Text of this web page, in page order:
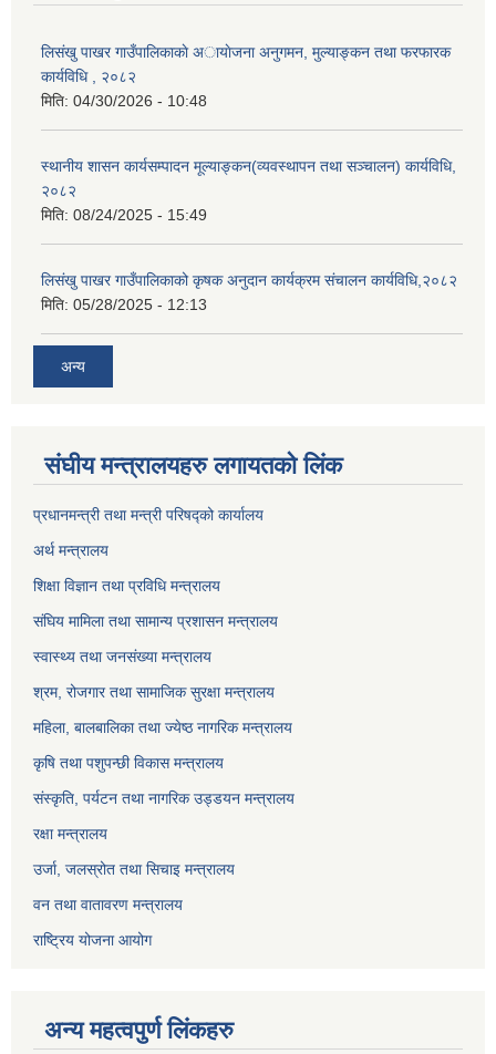
लिसंखु पाखर गाउँपालिकाकाे अायाेजना अनुगमन, मुल्याङ्कन तथा फरफारक
कार्यविधि , २०८२
मिति: 04/30/2026 - 10:48
स्थानीय शासन कार्यसम्पादन मूल्याङ्कन(व्यवस्थापन तथा सञ्चालन) कार्यविधि,
२०८२
मिति: 08/24/2025 - 15:49
लिसंखु पाखर गाउँपालिकाको कृषक अनुदान कार्यक्रम संचालन कार्यविधि,२०८२
मिति: 05/28/2025 - 12:13
अन्य
संघीय मन्त्रालयहरु लगायतको लिंक
प्रधानमन्त्री तथा मन्त्री परिषद्को कार्यालय
अर्थ मन्त्रालय
शिक्षा विज्ञान तथा प्रविधि मन्त्रालय
संघिय मामिला तथा सामान्य प्रशासन मन्त्रालय
स्वास्थ्य तथा जनसंख्या मन्त्रालय
श्रम, रोजगार तथा सामाजिक सुरक्षा मन्त्रालय
महिला, बालबालिका तथा ज्येष्ठ नागरिक मन्त्रालय
कृषि तथा पशुपन्छी विकास मन्त्रालय
संस्कृति, पर्यटन तथा नागरिक उड्डयन मन्त्रालय
रक्षा मन्त्रालय
उर्जा, जलस्रोत तथा सिचाइ मन्त्रालय
वन तथा वातावरण मन्त्रालय
राष्ट्रिय योजना आयोग
अन्य महत्वपुर्ण लिंकहरु